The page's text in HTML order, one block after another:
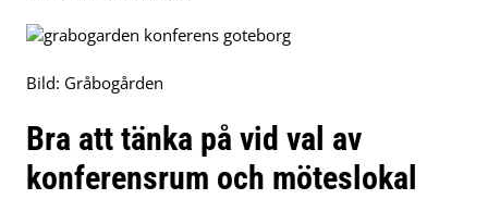
Bild: Gråbogården
Bra att tänka på vid val av
konferensrum och möteslokal